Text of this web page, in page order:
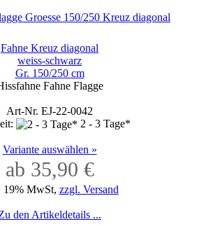
Fahne Kreuz diagonal
weiss-schwarz
Gr. 150/250 cm
Fahne Flagge
Art-Nr. EJ-22-0042
2 - 3 Tage*
Variante auswählen »
ab 35,90 €
19% MwSt, zzgl. Versand
den Artikeldetails ...